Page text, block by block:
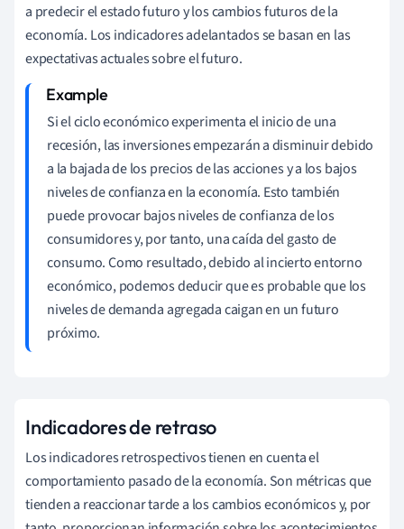
a predecir el estado futuro y los cambios futuros de la
economía. Los indicadores adelantados se basan en las
expectativas actuales sobre el futuro.
Si el ciclo económico experimenta el inicio de una
recesión, las inversiones empezarán a disminuir debido
a la bajada de los precios de las acciones y a los bajos
niveles de confianza en la economía. Esto también
puede provocar bajos niveles de confianza de los
consumidores y, por tanto, una caída del gasto de
consumo. Como resultado, debido al incierto entorno
económico, podemos deducir que es probable que los
niveles de demanda agregada caigan en un futuro
próximo.
Indicadores de retraso
Los indicadores retrospectivos tienen en cuenta el
comportamiento pasado de la economía. Son métricas que
tienden a reaccionar tarde a los cambios económicos y, por